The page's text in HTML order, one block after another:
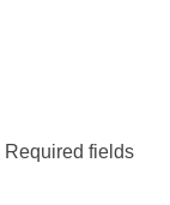
Required fields